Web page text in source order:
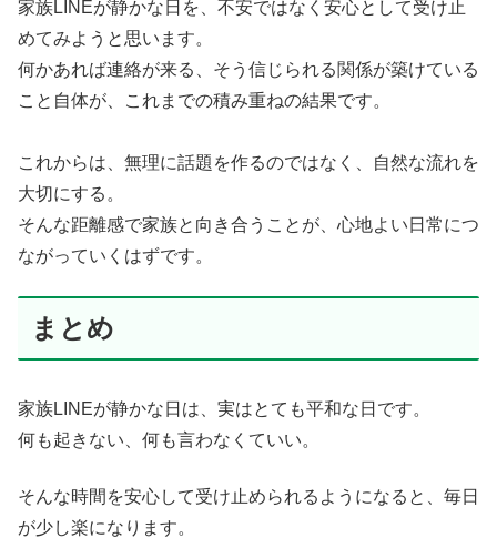
家族LINEが静かな日を、不安ではなく安心として受け止
めてみようと思います。
何かあれば連絡が来る、そう信じられる関係が築けている
こと自体が、これまでの積み重ねの結果です。
これからは、無理に話題を作るのではなく、自然な流れを
大切にする。
そんな距離感で家族と向き合うことが、心地よい日常につ
ながっていくはずです。
まとめ
家族LINEが静かな日は、実はとても平和な日です。
何も起きない、何も言わなくていい。
そんな時間を安心して受け止められるようになると、毎日
が少し楽になります。